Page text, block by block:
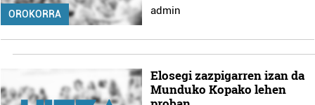
OROKORRA admin
Elosegi zazpigarren izan da
Munduko Kopako lehen